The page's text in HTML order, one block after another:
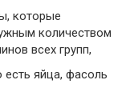
которые
количеством
всех групп,
есть яйца, фасоль